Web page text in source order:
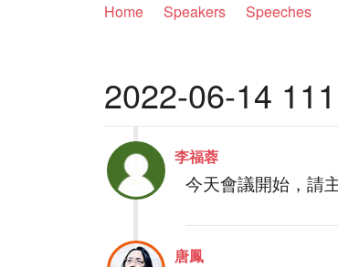
Home Speakers Speeches
2022-06-14
李福蓉
今天會議開始，請
唐鳳